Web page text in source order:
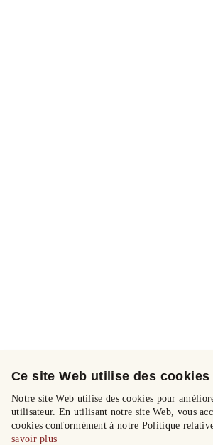
Ce site Web utilise des cookies
Notre site Web utilise des cookies pour
utilisateur. En utilisant notre site Web, vous
cookies conformément à notre Politique
savoir plus